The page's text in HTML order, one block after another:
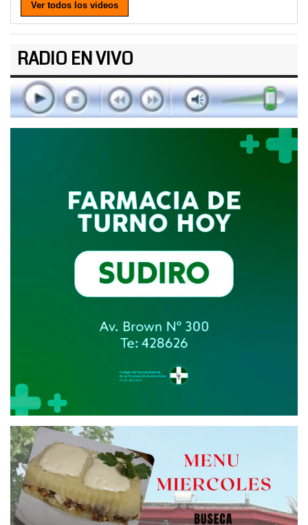
Ver todos los videos
RADIO EN VIVO